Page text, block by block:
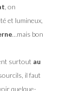
, on
et lumineux,
…mais bon
surtout au
il faut
quelque-